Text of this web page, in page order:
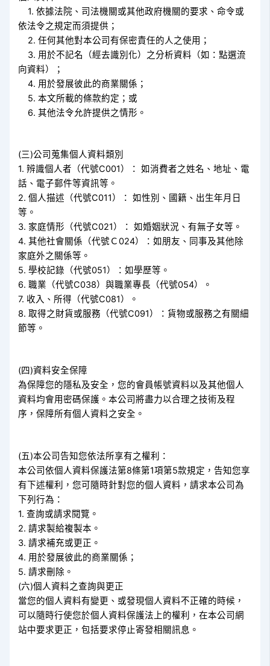
1. 依據法院、司法機關或其他政府機關的要求、命令或
依法令之規定而須提供；
2. 任何其他對本公司有保密責任的人之使用；
3. 用於不記名（經去識別化）之分析資料（如：點選流
向資料）；
4. 用於發展彼此的商業關係；
5. 本文所載的條款約定；或
6. 其他法令允許提供之情形。
(三)公司蒐集個人資料類別
1. 辨識個人者（代號C001）： 如消費者之姓名、地址、電
話、電子郵件等資訊等。
2. 個人描述（代號C011）： 如性別、國籍、出生年月日
等。
3. 家庭情形（代號C021）： 如婚姻狀況、有無子女等。
4. 其他社會關係（代號Ｃ024）：如朋友、同事及其他除
家庭外之關係等。
5. 學校記錄（代號051）：如學歷等。
6. 職業（代號C038）與職業專長（代號054）。
7. 收入、所得（代號C081）。
8. 取得之財貨或服務（代號C091）：貨物或服務之有關細
節等。
(四)資料安全保障
為保障您的隱私及安全，您的會員帳號資料以及其他個人
資料均會用密碼保護。本公司將盡力以合理之技術及程
序，保障所有個人資料之安全。
(五)本公司告知您依法所享有之權利：
本公司依個人資料保護法第8條第1項第5款規定，告知您享
有下述權利，您可隨時針對您的個人資料，請求本公司為
下列行為：
1. 查詢或請求閱覽。
2. 請求製給複製本。
3. 請求補充或更正。
4. 用於發展彼此的商業關係；
5. 請求刪除。
(六)個人資料之查詢與更正
當您的個人資料有變更、或發現個人資料不正確的時候，
可以隨時行使您於個人資料保護法上的權利，在本公司網
站中要求更正，包括要求停止寄發相關訊息。